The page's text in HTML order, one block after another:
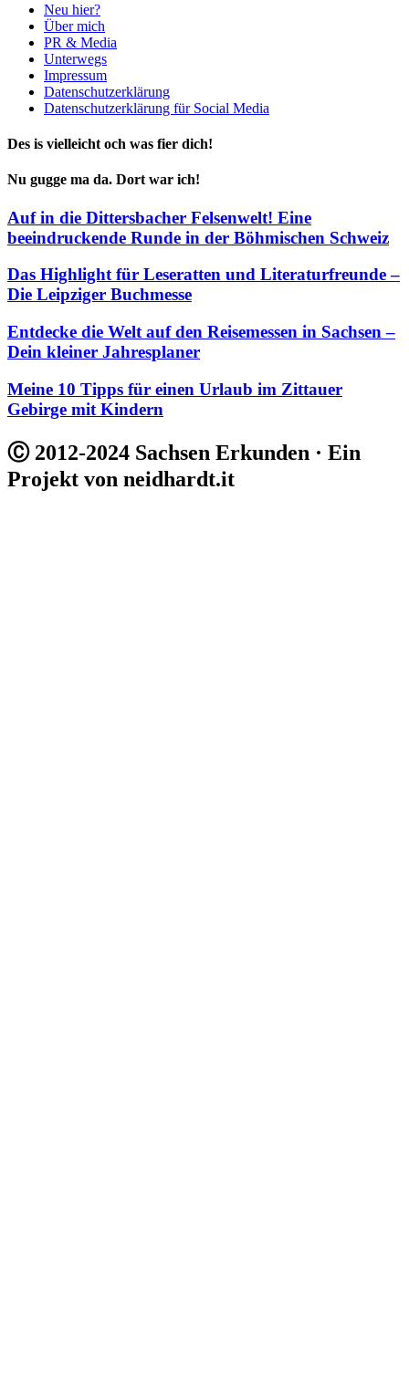
Neu hier?
Über mich
PR & Media
Unterwegs
Impressum
Datenschutzerklärung
Datenschutzerklärung für Social Media
Des is vielleicht och was fier dich!
Nu gugge ma da. Dort war ich!
Auf in die Dittersbacher Felsenwelt! Eine
beeindruckende Runde in der Böhmischen Schweiz
Das Highlight für Leseratten und Literaturfreunde –
Die Leipziger Buchmesse
Entdecke die Welt auf den Reisemessen in Sachsen –
Dein kleiner Jahresplaner
Meine 10 Tipps für einen Urlaub im Zittauer
Gebirge mit Kindern
Ⓒ 2012-2024 Sachsen Erkunden · Ein
Projekt von neidhardt.it